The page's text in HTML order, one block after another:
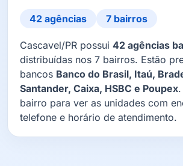
42 agências 7 bairros
Cascavel/PR possui 42 agências
distribuídas nos 7 bairros. Estão
bancos Banco do Brasil, Itaú,
Santander, Caixa, HSBC e Poupex
bairro para ver as unidades com
telefone e horário de atendimento.